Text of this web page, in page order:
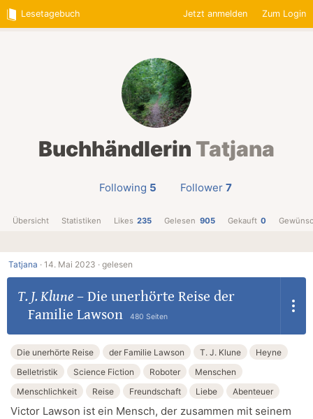
Lesetagebuch Jetzt anmelden Zum Login
Buchhändlerin Tatjana
Following 5 Follower 7
Übersicht Statistiken Likes 235 Gelesen 905 Gekauft 0
Tatjana · 14. Mai 2023 · gelesen
T. J. Klune– Die unerhörte Reise der
Familie Lawson
480 Seiten
Die unerhörte Reise der Familie Lawson T. J. Klune
Heyne
Belletristik
Science Fiction Roboter
Menschen
Menschlichkeit
Reise Freundschaft Liebe Abenteuer
Victor Lawson ist ein Mensch, der zusammen mit seinem